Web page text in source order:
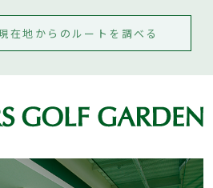
地からのルートを調べる